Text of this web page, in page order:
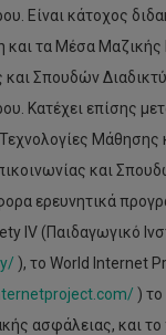
Είναι κάτοχος
και τα Μέσα
Σπουδών
Κατέχει επίσης
Μάθησης
και
ερευνητικά
IV (Παιδαγωγικό
), το World Internet
)
ασφάλειας, και